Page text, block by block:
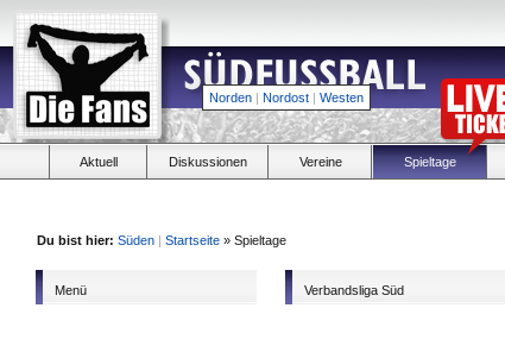
Norden | Nordost | Westen
Aktuell Diskussionen Vereine Spieltage
Du bist hier: Süden | Startseite » Spieltage
Menü Verbandsliga Süd